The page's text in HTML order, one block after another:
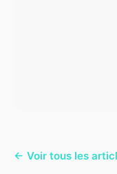
← Voir tous les